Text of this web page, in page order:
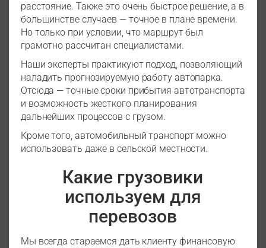
расстояние. Также это очень быстрое решение, а в
большинстве случаев — точное в плане времени.
Но только при условии, что маршрут был
грамотно рассчитан специалистами.
Наши эксперты практикуют подход, позволяющий
наладить прогнозируемую работу автопарка.
Отсюда — точные сроки прибытия автотранспорта
и возможность жесткого планирования
дальнейших процессов с грузом.
Кроме того, автомобильный транспорт можно
использовать даже в сельской местности.
Какие грузовики
используем для
перевозов
Мы всегда стараемся дать клиенту финансовую